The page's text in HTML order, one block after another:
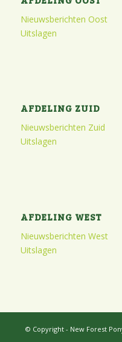
Nieuwsberichten Oost
Uitslagen
AFDELING ZUID
Nieuwsberichten Zuid
Uitslagen
AFDELING WEST
Nieuwsberichten West
Uitslagen
© Copyright - New Forest